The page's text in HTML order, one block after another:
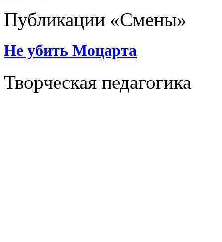
Публикации «Смены»
Не убить Моцарта
Творческая педагогика